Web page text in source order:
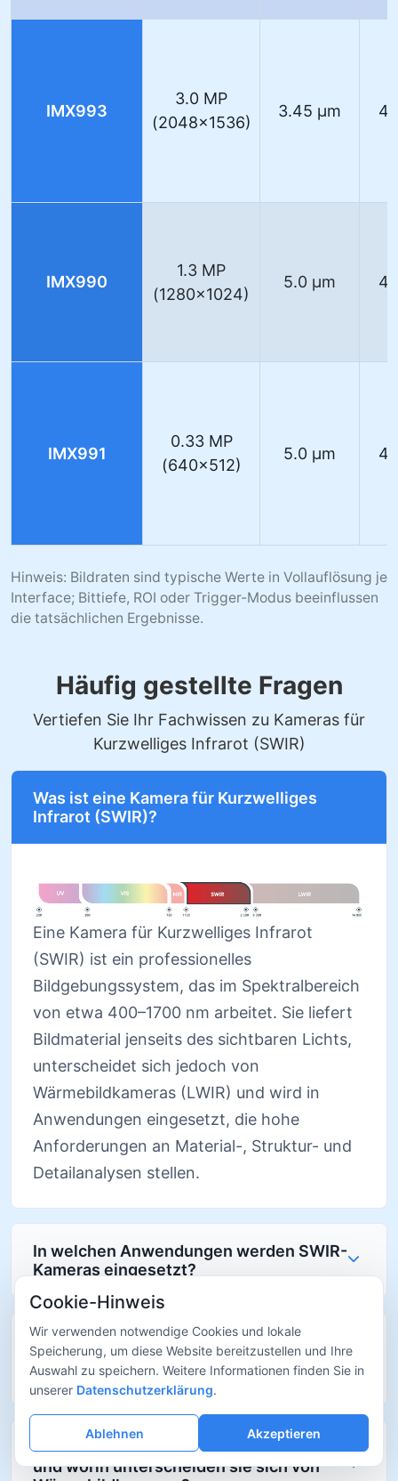
IMX993
3.0 MP
(2048×1536)
3.45 µm
IMX990
1.3 MP
(1280×1024)
5.0 µm
IMX991
0.33 MP
(640×512)
5.0 µm
Hinweis: Bildraten sind typische Werte in Vollauflösung je
Interface; Bittiefe, ROI oder Trigger-Modus beeinflussen
die tatsächlichen Ergebnisse.
Häufig gestellte Fragen
Vertiefen Sie Ihr Fachwissen zu Kameras für
Kurzwelliges Infrarot (SWIR)
Was ist eine Kamera für Kurzwelliges
Infrarot (SWIR)?
Eine Kamera für Kurzwelliges Infrarot
(SWIR) ist ein professionelles
Bildgebungssystem, das im Spektralbereich
von etwa 400–1700 nm arbeitet. Sie liefert
Bildmaterial jenseits des sichtbaren Lichts,
unterscheidet sich jedoch von
Wärmebildkameras (LWIR) und wird in
Anwendungen eingesetzt, die hohe
Anforderungen an Material-, Struktur- und
Detailanalysen stellen.
In welchen Anwendungen werden SWIR-
Kameras eingesetzt?
Kann eine SWIR-Kamera Materialien
durchdringen, die für sichtbares Licht
undurchsichtig sind?
Sind SWIR-Kameras wärmeempfindlich
und worin unterscheiden sie sich von
Cookie-Hinweis
Wir verwenden notwendige Cookies und lokale
Speicherung, um diese Website bereitzustellen und Ihre
Auswahl zu speichern. Weitere Informationen finden Sie in
unserer Datenschutzerklärung.
Ablehnen Akzeptieren